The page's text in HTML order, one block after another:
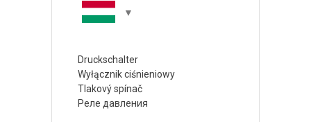
Druckschalter
Wyłącznik ciśnieniowy
Tlakový spínač
Реле давления